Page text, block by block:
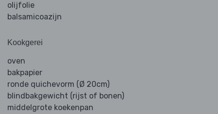
olijfolie
balsamicoazijn
Kookgerei
oven
bakpapier
ronde quichevorm (Ø 20cm)
blindbakgewicht (rijst of bonen)
middelgrote koekenpan